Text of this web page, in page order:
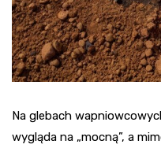
Na glebach
wygląda na „mocną”, a